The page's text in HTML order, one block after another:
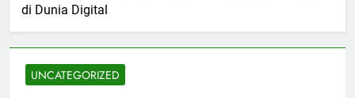
di Dunia Digital
UNCATEGORIZED